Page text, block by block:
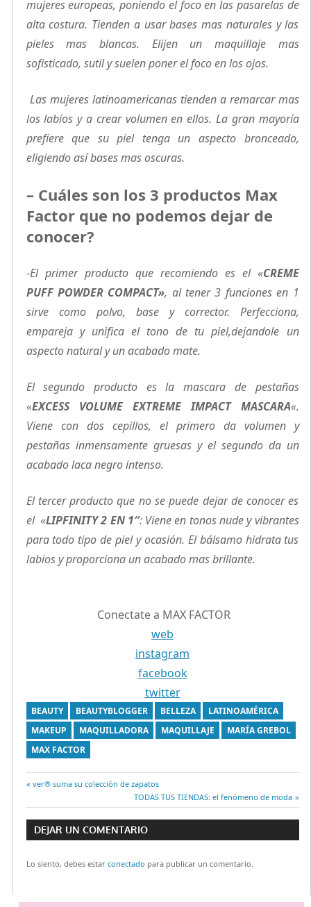
mujeres europeas, poniendo el foco en las pasarelas de
alta costura. Tienden a usar bases mas naturales y las
pieles mas blancas. Elijen un maquillaje mas
sofisticado, sutil y suelen poner el foco en los ojos.
Las mujeres latinoamericanas tienden a remarcar mas
los labios y a crear volumen en ellos. La gran mayoría
prefiere que su piel tenga un aspecto bronceado,
eligiendo así bases mas oscuras.
– Cuáles son los 3 productos Max
Factor que no podemos dejar de
conocer?
-El primer producto que recomiendo es el «CREME
PUFF POWDER COMPACT», al tener 3 funciones en 1
sirve como polvo, base y corrector. Perfecciona,
empareja y unifica el tono de tu piel,dejandole un
aspecto natural y un acabado mate.
El segundo producto es la mascara de pestañas
«EXCESS VOLUME EXTREME IMPACT MASCARA«.
Viene con dos cepillos, el primero da volumen y
pestañas inmensamente gruesas y el segundo da un
acabado laca negro intenso.
El tercer producto que no se puede dejar de conocer es
el «LIPFINITY 2 EN 1″: Viene en tonos nude y vibrantes
para todo tipo de piel y ocasión. El bálsamo hidrata tus
labios y proporciona un acabado mas brillante.
Conectate a MAX FACTOR
web
instagram
facebook
twitter
BEAUTY BEAUTYBLOGGER BELLEZA
LATINOAMÉRICA
MAKEUP
MAQUILLADORA MAQUILLAJE
MARÍA GREBOL
MAX FACTOR
Navegación
de
entradas
Entrada
ver® suma su colección de zapatos
Entrada
siguiente:
TODAS TUS TIENDAS: el fenómeno de moda
DEJAR UN COMENTARIO
Lo siento, debes estar conectado para publicar un comentario.